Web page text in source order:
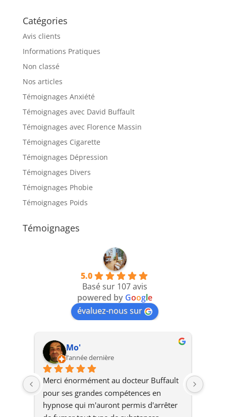
Catégories
Avis clients
Informations Pratiques
Non classé
Nos articles
Témoignages Anxiété
Témoignages avec David Buffault
Témoignages avec Florence Massin
Témoignages Cigarette
Témoignages Dépression
Témoignages Divers
Témoignages Phobie
Témoignages Poids
Témoignages
5.0
Basé sur 107 avis
powered by Google
évaluez-nous sur
Mo'
l’année dernière
Merci énormément au docteur Buffault
pour ses grandes compétences en
hypnose qui m'auront permis d'arrêter